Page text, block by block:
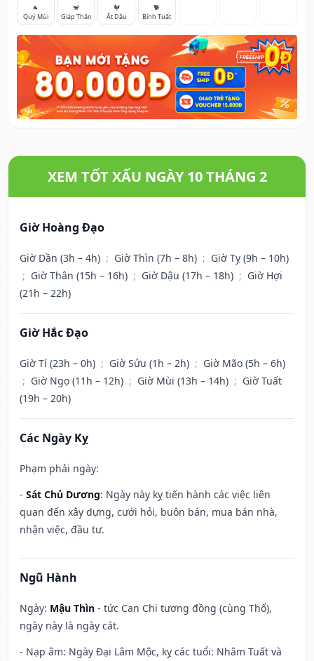
🐐
Quý Mùi
🐒
Giáp Thân
🐓
Ất Dậu
🐕
Bính Tuất
XEM TỐT XẤU NGÀY 10 THÁNG 2
Giờ Hoàng Đạo
Giờ Dần (3h – 4h) ; Giờ Thìn (7h – 8h) ; Giờ Tỵ (9h – 10h)
; Giờ Thân (15h – 16h) ; Giờ Dậu (17h – 18h) ; Giờ Hợi
(21h – 22h)
Giờ Hắc Đạo
Giờ Tí (23h – 0h) ; Giờ Sửu (1h – 2h) ; Giờ Mão (5h – 6h)
; Giờ Ngọ (11h – 12h) ; Giờ Mùi (13h – 14h) ; Giờ Tuất
(19h – 20h)
Các Ngày Kỵ
Phạm phải ngày:
- Sát Chủ Dương: Ngày này kỵ tiến hành các việc liên
quan đến xây dựng, cưới hỏi, buôn bán, mua bán nhà,
nhận việc, đầu tư.
Ngũ Hành
Ngày: Mậu Thìn - tức Can Chi tương đồng (cùng Thổ),
ngày này là ngày cát.
- Nạp âm: Ngày Đại Lâm Mộc, kỵ các tuổi: Nhâm Tuất và